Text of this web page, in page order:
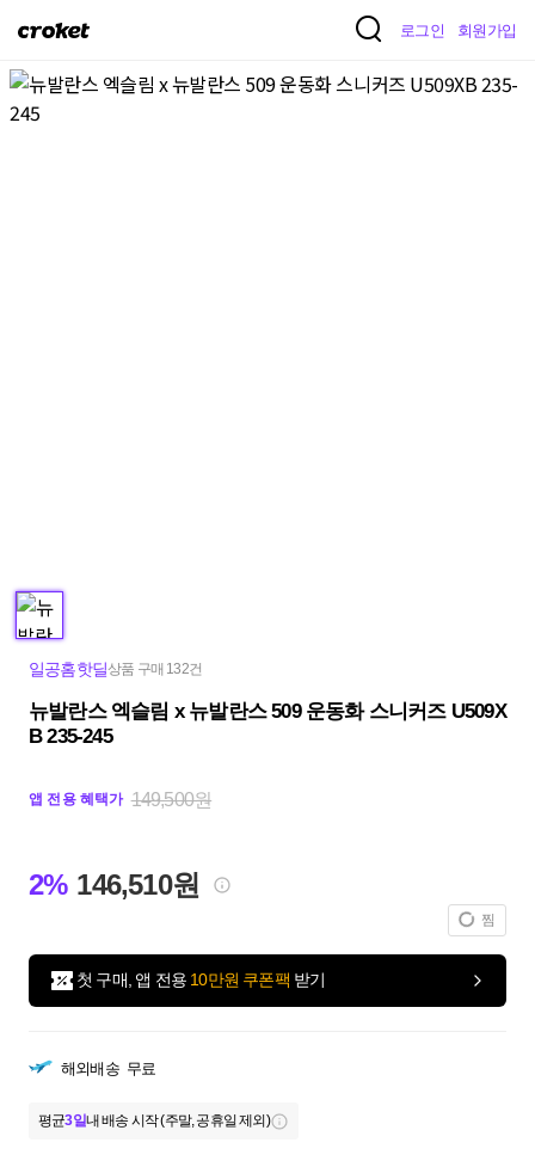
크
켓
로그인 회원가입
일공홈핫딜상품 구매 132건
뉴발란스 엑슬림 x 뉴발란스 509 운동화 스니커즈 U509X
B 235-245
앱 전용 혜택가 149,500원
2% 146,510원
찜
첫 구매, 앱 전용 10만원 쿠폰팩 받기
해외배송 무료
평균3일내 배송 시작 (주말, 공휴일 제외)